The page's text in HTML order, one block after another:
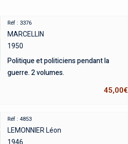
Réf : 3376
MARCELLIN
1950
Politique et politiciens pendant la
guerre. 2 volumes.
45,00€
Réf : 4853
LEMONNIER Léon
1946